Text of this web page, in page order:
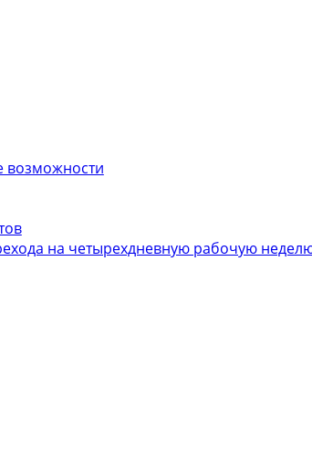
возможности
на четырехдневную рабочую